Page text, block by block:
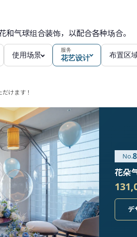
气球组合装饰，以配合各种场合。
使用场景
服务
花艺设计 布置区
けます！
花朵
デ